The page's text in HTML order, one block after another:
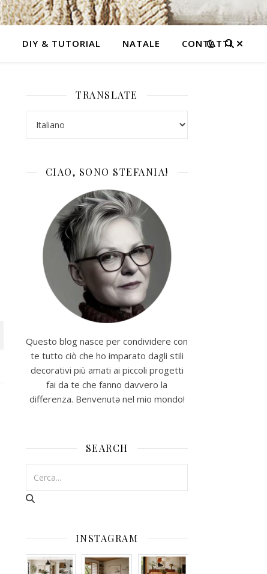
DIY & TUTORIAL NATALE CONTATTI
TRANSLATE
CIAO, SONO STEFANIA!
Questo blog nasce per condividere con
te tutto ciò che ho imparato dagli stili
decorativi più amati ai piccoli progetti
fai da te che fanno davvero la
differenza. Benvenutə nel mio mondo!
SEARCH
INSTAGRAM